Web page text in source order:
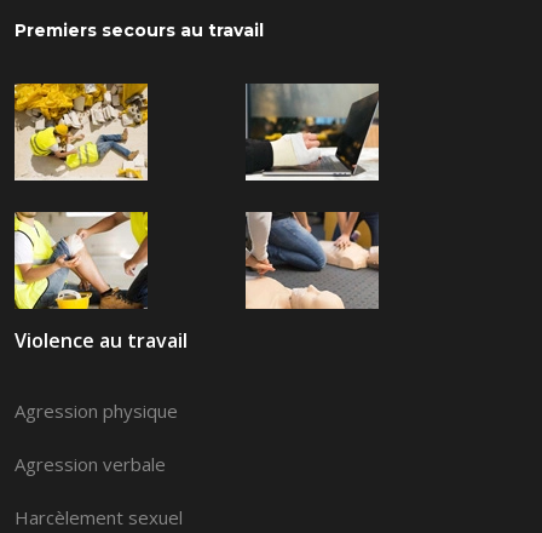
Premiers secours au travail
Violence au travail
Agression physique
Agression verbale
Harcèlement sexuel